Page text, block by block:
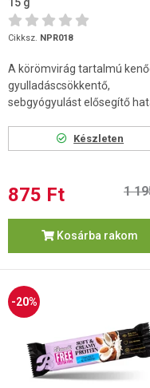
Cikksz. NPR018
A körömvirág tartalmú
gyulladáscsökkentő,
sebgyógyulást elősegítő
Készleten
875 Ft 1
Kosárba rakom
-20%